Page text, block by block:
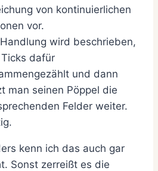
von kontinuierlichen
vor.
wird beschrieben,
dafür
und dann
man seinen Pöppel die
Felder weiter.
kenn ich das auch gar
Sonst zerreißt es die